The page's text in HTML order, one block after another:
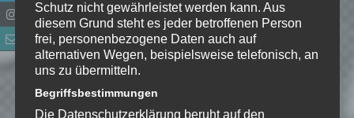
Name*
E-Mail-Adresse
Schutz nicht gewährleistet werden kann. Aus
diesem Grund steht es jeder betroffenen Person
frei, personenbezogene Daten auch auf
alternativen Wegen, beispielsweise telefonisch, an
uns zu übermitteln.
Begriffsbestimmungen
Die Datenschutzerklärung beruht auf den